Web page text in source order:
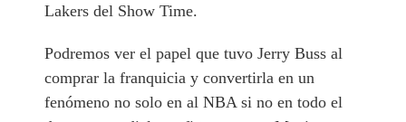
Lakers del Show Time.
Podremos ver el papel que tuvo Jerry Buss al
comprar la franquicia y convertirla en un
fenómeno no solo en al NBA si no en todo el